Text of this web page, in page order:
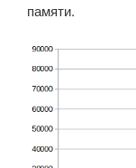
памяти.